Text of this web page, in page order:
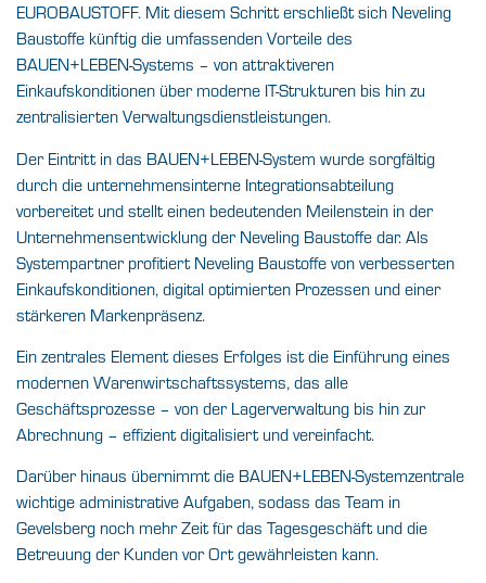
EUROBAUSTOFF. Mit diesem Schritt erschließt sich Neveling
Baustoffe künftig die umfassenden Vorteile des
BAUEN+LEBEN-Systems – von attraktiveren
Einkaufskonditionen über moderne IT-Strukturen bis hin zu
zentralisierten Verwaltungsdienstleistungen.
Der Eintritt in das BAUEN+LEBEN-System wurde sorgfältig
durch die unternehmensinterne Integrationsabteilung
vorbereitet und stellt einen bedeutenden Meilenstein in der
Unternehmensentwicklung der Neveling Baustoffe dar. Als
Systempartner profitiert Neveling Baustoffe von verbesserten
Einkaufskonditionen, digital optimierten Prozessen und einer
stärkeren Markenpräsenz.
Ein zentrales Element dieses Erfolges ist die Einführung eines
modernen Warenwirtschaftssystems, das alle
Geschäftsprozesse – von der Lagerverwaltung bis hin zur
Abrechnung – effizient digitalisiert und vereinfacht.
Darüber hinaus übernimmt die BAUEN+LEBEN-Systemzentrale
wichtige administrative Aufgaben, sodass das Team in
Gevelsberg noch mehr Zeit für das Tagesgeschäft und die
Betreuung der Kunden vor Ort gewährleisten kann.